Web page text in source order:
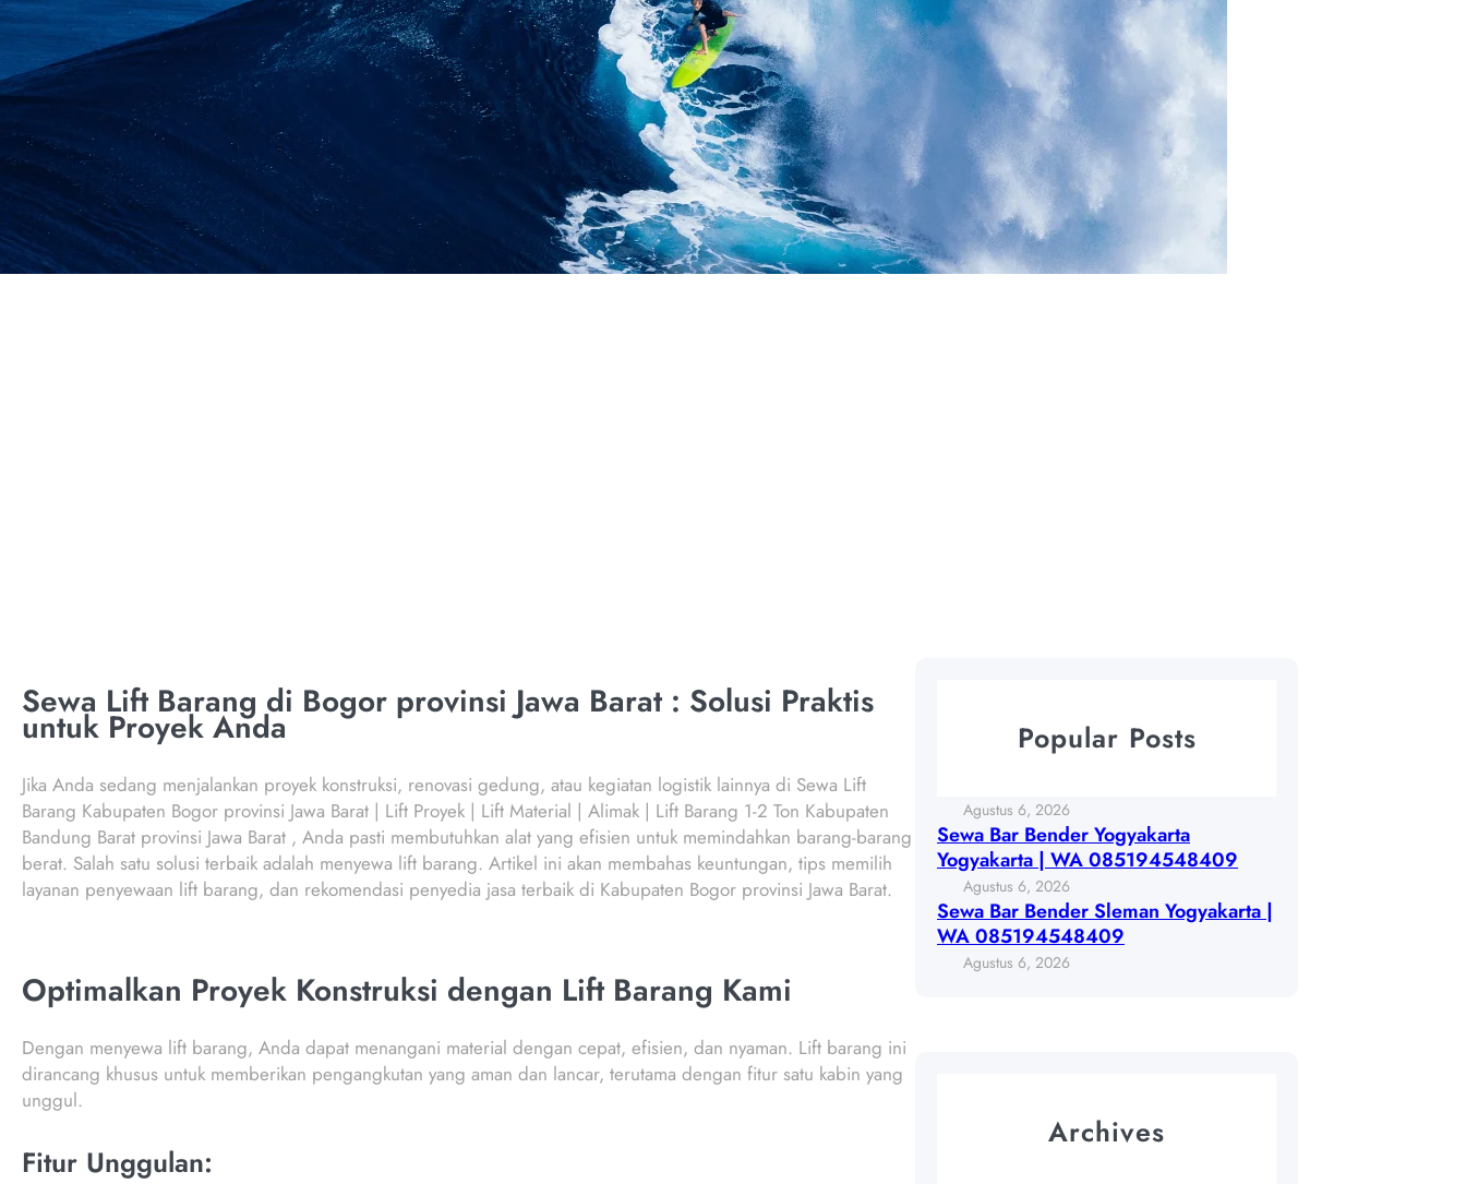
Sewa Lift Barang di Bogor provinsi Jawa Barat : Solusi Praktis
untuk Proyek Anda
Jika Anda sedang menjalankan proyek konstruksi, renovasi gedung, atau kegiatan logistik lainnya di Sewa Lift
Barang Kabupaten Bogor provinsi Jawa Barat | Lift Proyek | Lift Material | Alimak | Lift Barang 1-2 Ton Kabupaten
Bandung Barat provinsi Jawa Barat , Anda pasti membutuhkan alat yang efisien untuk memindahkan barang-barang
berat. Salah satu solusi terbaik adalah menyewa lift barang. Artikel ini akan membahas keuntungan, tips memilih
layanan penyewaan lift barang, dan rekomendasi penyedia jasa terbaik di Kabupaten Bogor provinsi Jawa Barat.
Optimalkan Proyek Konstruksi dengan Lift Barang Kami
Dengan menyewa lift barang, Anda dapat menangani material dengan cepat, efisien, dan nyaman. Lift barang ini
dirancang khusus untuk memberikan pengangkutan yang aman dan lancar, terutama dengan fitur satu kabin yang
unggul.
Fitur Unggulan:
Popular Posts
Agustus 6, 2026
Sewa Bar Bender Yogyakarta
Yogyakarta | WA 085194548409
Agustus 6, 2026
Sewa Bar Bender Sleman Yogyakarta |
WA 085194548409
Agustus 6, 2026
Archives